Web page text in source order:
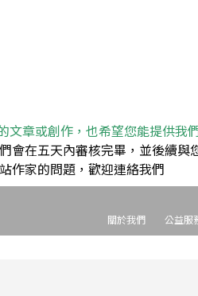
文章或創作，也希望您能提供我
會在五天內審核完畢，並後續與
作家的問題，歡迎連絡我們
關於我們 公益服